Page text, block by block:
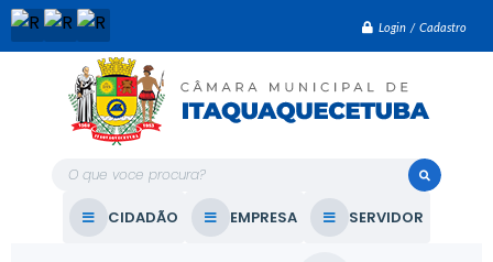
Login / Cadastro
O que voce procura?
CIDADÃO EMPRESA SERVIDOR